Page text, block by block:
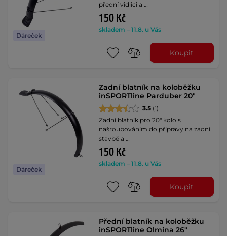
Dáreček
přední vidlici a …
150 Kč
skladem – 11.8. u Vás
Koupit
Dáreček
Zadní blatník na koloběžku
inSPORTline Parduber 20"
3.5 (1)
Zadní blatník pro 20" kolo s
našroubováním do přípravy na zadní
stavbě a …
150 Kč
skladem – 11.8. u Vás
Koupit
Přední blatník na koloběžku
inSPORTline Olmina 26"